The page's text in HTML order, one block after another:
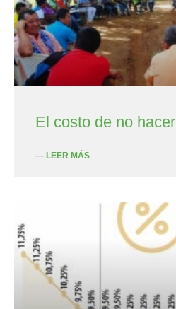
El costo de no hacer
— LEER MÁS